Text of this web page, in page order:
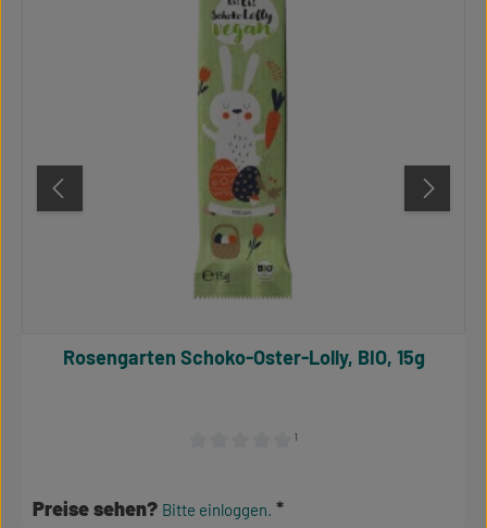
¹
Rosengarten Schoko-Oster-Lolly, BIO, 15g
Preise sehen? Bitte einloggen.